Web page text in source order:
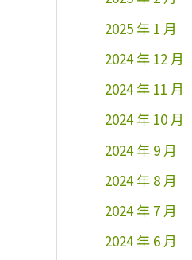
2025 年 1 月
2024 年 12 月
2024 年 11 月
2024 年 10 月
2024 年 9 月
2024 年 8 月
2024 年 7 月
2024 年 6 月